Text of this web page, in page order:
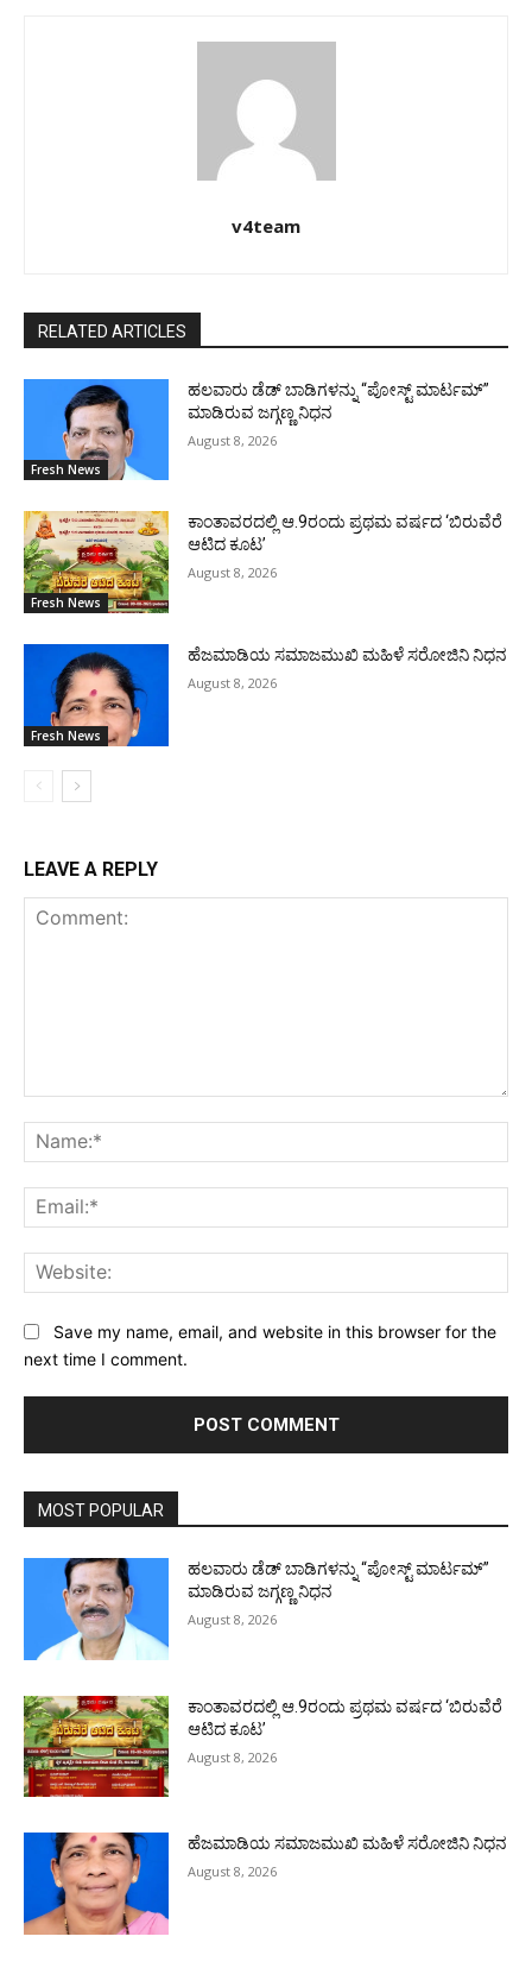
v4team
RELATED ARTICLES
Fresh News
ಹಲವಾರು ಡೆಡ್ ಬಾಡಿಗಳನ್ನು “ಪೋಸ್ಟ್ ಮಾರ್ಟಮ್”
ಮಾಡಿರುವ ಜಗ್ಗಣ್ಣ ನಿಧನ
August 8, 2026
Fresh News
ಕಾಂತಾವರದಲ್ಲಿ ಆ.9ರಂದು ಪ್ರಥಮ ವರ್ಷದ ‘ಬಿರುವೆರೆ
ಆಟಿದ ಕೂಟ’
August 8, 2026
Fresh News
ಹೆಜಮಾಡಿಯ ಸಮಾಜಮುಖಿ ಮಹಿಳೆ ಸರೋಜಿನಿ ನಿಧನ
August 8, 2026
LEAVE A REPLY
Save my name, email, and website in this browser for the
next time I comment.
MOST POPULAR
ಹಲವಾರು ಡೆಡ್ ಬಾಡಿಗಳನ್ನು “ಪೋಸ್ಟ್ ಮಾರ್ಟಮ್”
ಮಾಡಿರುವ ಜಗ್ಗಣ್ಣ ನಿಧನ
August 8, 2026
ಕಾಂತಾವರದಲ್ಲಿ ಆ.9ರಂದು ಪ್ರಥಮ ವರ್ಷದ ‘ಬಿರುವೆರೆ
ಆಟಿದ ಕೂಟ’
August 8, 2026
ಹೆಜಮಾಡಿಯ ಸಮಾಜಮುಖಿ ಮಹಿಳೆ ಸರೋಜಿನಿ ನಿಧನ
August 8, 2026